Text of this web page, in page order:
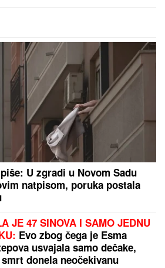
U zgradi u Novom Sadu
natpisom, poruka postala
JE 47 SINOVA I SAMO JEDNU
Evo zbog čega je Esma
usvajala samo dečake,
donela neočekivanu